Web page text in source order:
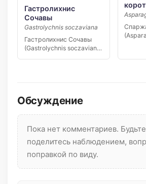
Гастролихнис
Сочавы
Gastrolychnis soczaviana
Гастролихнис Сочавы
(Gastrolychnis soczaviana)
Обсуждение
Пока нет комментариев.
поделитесь наблюдением,
поправкой по виду.